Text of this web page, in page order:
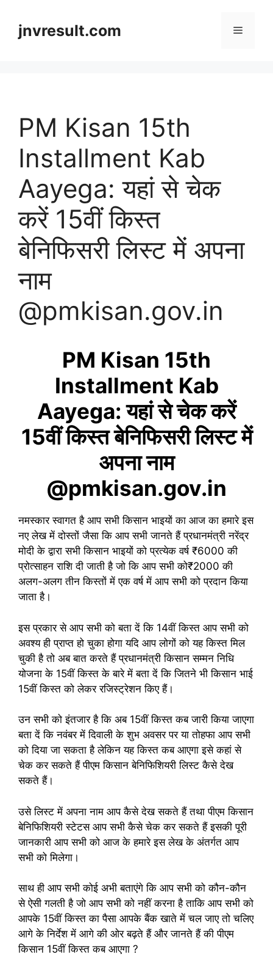
contentjnvresult.com Menu
PM Kisan 15th
Installment Kab
Aayega: यहां से चेक
करें 15वीं किस्त
बेनिफिसरी लिस्ट में अपना
नाम
@pmkisan.gov.in
PM Kisan 15th
Installment Kab
Aayega: यहां से चेक करें
15वीं किस्त बेनिफिसरी लिस्ट में
अपना नाम
@pmkisan.gov.in
नमस्कार स्वागत है आप सभी किसान भाइयों का आज का हमारे इस
नए लेख में दोस्तों जैसा कि आप सभी जानते हैं प्रधानमंत्री नरेंद्र
मोदी के द्वारा सभी किसान भाइयों को प्रत्येक वर्ष ₹6000 की
प्रोत्साहन राशि दी जाती है जो कि आप सभी को₹2000 की
अलग-अलग तीन किस्तों में एक वर्ष में आप सभी को प्रदान किया
जाता है।
इस प्रकार से आप सभी को बता दें कि 14वीं किस्त आप सभी को
अवश्य ही प्राप्त हो चुका होगा यदि आप लोगों को यह किस्त मिल
चुकी है तो अब बात करते हैं प्रधानमंत्री किसान सम्मन निधि
योजना के 15वीं किस्त के बारे में बता दें कि जितने भी किसान भाई
15वीं किस्त को लेकर रजिस्ट्रेशन किए हैं।
उन सभी को इंतजार है कि अब 15वीं किस्त कब जारी किया जाएगा
बता दें कि नवंबर में दिवाली के शुभ अवसर पर या तोहफा आप सभी
को दिया जा सकता है लेकिन यह किस्त कब आएगा इसे कहां से
चेक कर सकते हैं पीएम किसान बेनिफिशियरी लिस्ट कैसे देख
सकते हैं।
उसे लिस्ट में अपना नाम आप कैसे देख सकते हैं तथा पीएम किसान
बेनिफिशियरी स्टेटस आप सभी कैसे चेक कर सकते हैं इसकी पूरी
जानकारी आप सभी को आज के हमारे इस लेख के अंतर्गत आप
सभी को मिलेगा।
साथ ही आप सभी कोई अभी बताएंगे कि आप सभी को कौन-कौन
से ऐसी गलती है जो आप सभी को नहीं करना है ताकि आप सभी को
आपके 15वीं किस्त का पैसा आपके बैंक खाते में चल जाए तो चलिए
आगे के निर्देश में आगे की ओर बढ़ते हैं और जानते हैं की पीएम
किसान 15वीं किस्त कब आएगा ?